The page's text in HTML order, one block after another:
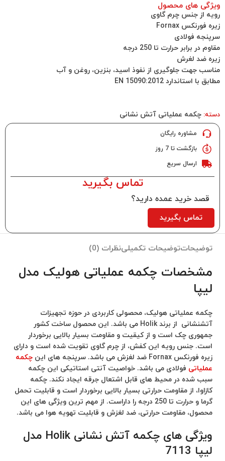
ویژگی های محصول
رویه از جنس چرم گاوی
زیره فورنکس Fornax
سرپنجه فولادی
مقاوم در برابر حرارت تا 250 درجه
زیره ضد لغرش
مناسب جهت جلوگیری از نفوذ اسید، بنزین، روغن و آب
مطابق با استاندارد EN 15090:2012
دسته: چکمه عملیاتی آتش نشانی
مشاوره رایگان
بازگشت تا 7 روز
ارسال سریع
تماس بگیرید
قصد خرید عمده دارید؟
تماس بگیرید
توضیحاتتوضیحات تکمیلینظرات (0)
مشخصات چکمه عملیاتی هولیک مدل
لیپا
چکمه عملیاتی هولیک، محصولی کاربردی در حوزه تجهیزات
آتشنشانی از برند Holik می باشد. این محصول ساخت کشور
جمهوری چک است و از کیقیت و مقاومت بسیار بالایی برخوردار
است. جنس رویه این کفش، از چرم گاوی تقویت شده است و دارای
زیره فورنکس Fornax ضد لغزش می باشد. سرپنجه های این
چکمه
عملیاتی فولادی می باشد. خواصیت آنتی استاتیکی این چکمه
سبب شده در محیط های قابل اشتعال جرقه ایجاد نکند. چکمه
کازاوا، از مقاومت حرارتی بسیار بالایی برخوردار است و قابلیت تحمل
گرما و حرارت تا 250 درجه را داراست. از مهم ترین ویژگی های این
محصول، مقاومت حرارتی، ضد لغزش و قابلیت تهویه هوا می باشد.
ویژگی های چکمه آتش نشانی Holik مدل
لیپا 7113